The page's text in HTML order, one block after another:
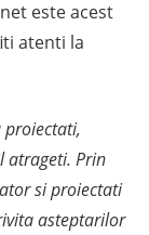
este acest
atenti la
proiectati,
atrageti. Prin
si proiectati
asteptarilor